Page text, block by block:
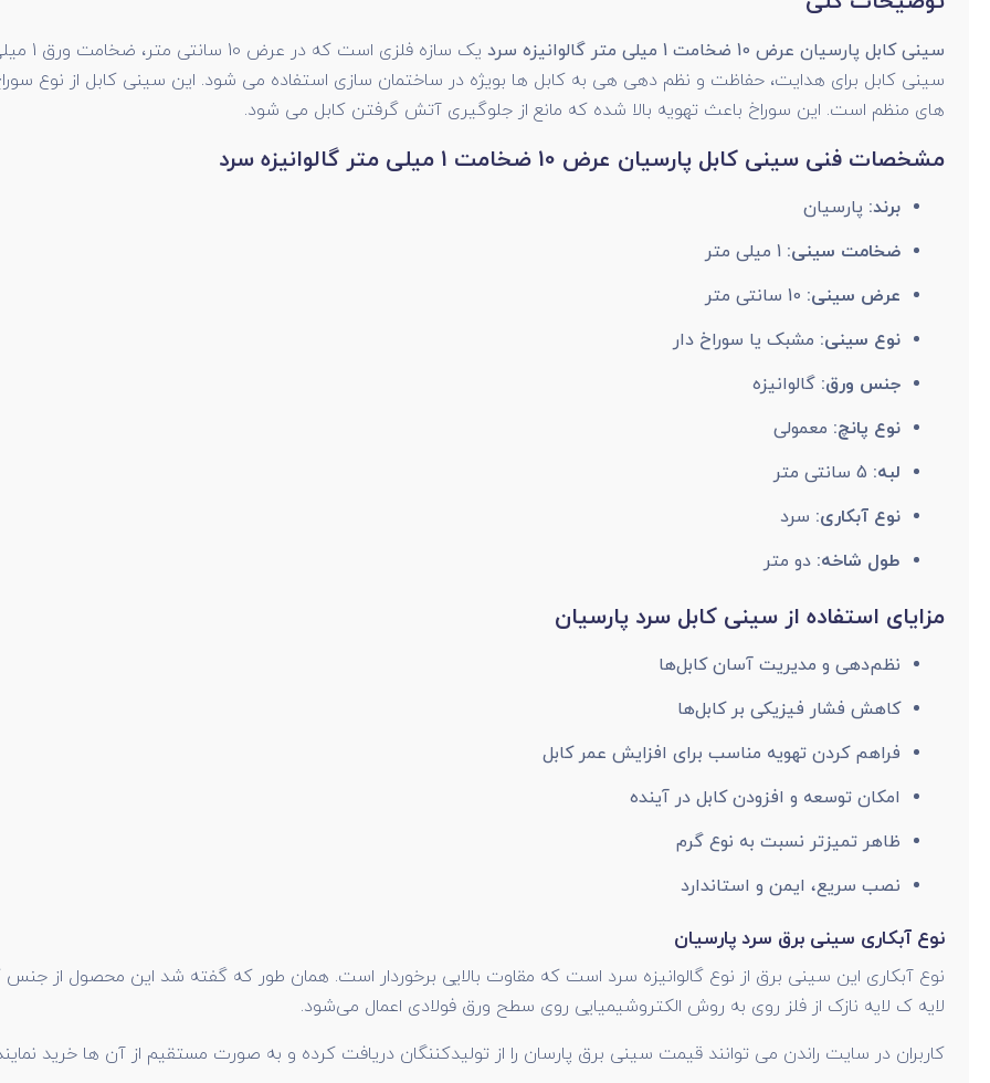
سینی کابل پارسیان عرض 10 ضخامت 1 میلی متر گالوانیزه سرد
سینی کابل برای هدایت، حفاظت و نظم دهی هی به کابل ها بویژه در ساختمان سازی استفاده می شود. این سینی کابل از نوع
های منظم است. این سوراخ باعث تهویه بالا شده که مانع از جلوگیری آتش گرفتن کابل می شود.
مشخصات فنی سینی کابل پارسیان عرض 10 ضخامت 1 میلی متر گالوانیزه سرد
برند: پارسیان
ضخامت سینی: 1 میلی متر
عرض سینی: 10 سانتی متر
نوع سینی: مشبک یا سوراخ دار
جنس ورق: گالوانیزه
نوع پانچ: معمولی
لبه: 5 سانتی متر
نوع آبکاری: سرد
طول شاخه: دو متر
مزایای استفاده از سینی کابل سرد پارسیان
نظم‌دهی و مدیریت آسان کابل‌ها
کاهش فشار فیزیکی بر کابل‌ها
فراهم کردن تهویه مناسب برای افزایش عمر کابل
امکان توسعه و افزودن کابل در آینده
ظاهر تمیزتر نسبت به نوع گرم
نصب سریع، ایمن و استاندارد
نوع آبکاری سینی برق سرد پارسیان
نوع آبکاری این سینی برق از نوع گالوانیزه سرد است که مقاوت بالایی برخوردار است. همان طور که گفته شد این محصول از جنس
لایه ک لایه نازک از فلز روی به روش الکتروشیمیایی روی سطح ورق فولادی اعمال می‌شود.
کاربران در سایت راندن می توانند قیمت سینی برق پارسان را از تولیدکننگان دریافت کرده و به صورت مستقیم از آن ها خرید